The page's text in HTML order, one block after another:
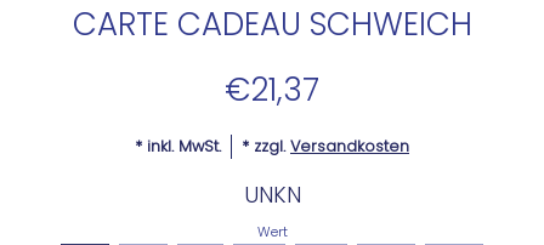
CARTE CADEAU SCHWEICH
€21,37
* inkl. MwSt. * zzgl.Versandkosten
UNKN
Wert